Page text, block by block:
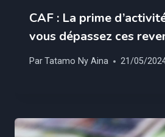
CAF : La prime
vous dépassez ces
ParTatamo Ny Aina 21/05/